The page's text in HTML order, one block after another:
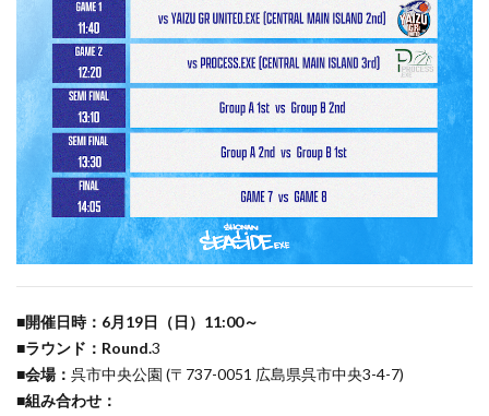
■開催日時：6月19日（日）11:00～
■ラウンド：Round.3
■会場： 呉市中央公園 (〒737-0051 広島県呉市中央3-4-7)
■組み合わせ：